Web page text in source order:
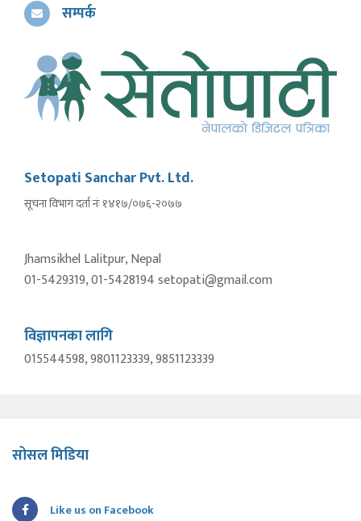
सम्पर्क
Setopati Sanchar Pvt. Ltd.
सूचना विभाग दर्ता नंः १४१७/०७६-२०७७
Jhamsikhel Lalitpur, Nepal
01-5429319, 01-5428194 setopati@gmail.com
विज्ञापनका लागि
015544598, 9801123339, 9851123339
सोसल मिडिया
Like us on Facebook